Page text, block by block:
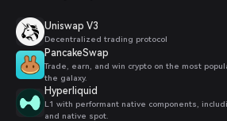
Uniswap V3
Decentralized trading protocol
PancakeSwap
Trade, earn, and win crypto on the most
the galaxy.
Hyperliquid
L1 with performant native components,
and native spot.